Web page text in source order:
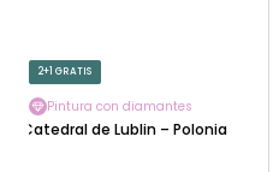
2+1 GRATIS
Pintura con diamantes
Catedral de Lublin – Polonia